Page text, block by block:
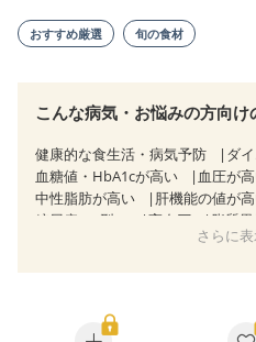
おすすめ厳選 旬の食材
こんな病気・お悩みの方向け
健康的な食生活・病気予防
ダ
血糖値・HbA1cが高い
血圧が
中性脂肪が高い
肝機能の値が
糖尿病（2型）
高血圧 脂質
胃ポリー
CKD（ステージ２）
CKD（ス
さらに